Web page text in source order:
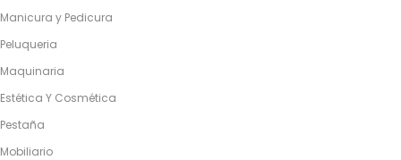
Manicura y Pedicura
Peluqueria
Maquinaria
Estética Y Cosmética
Pestaña
Mobiliario